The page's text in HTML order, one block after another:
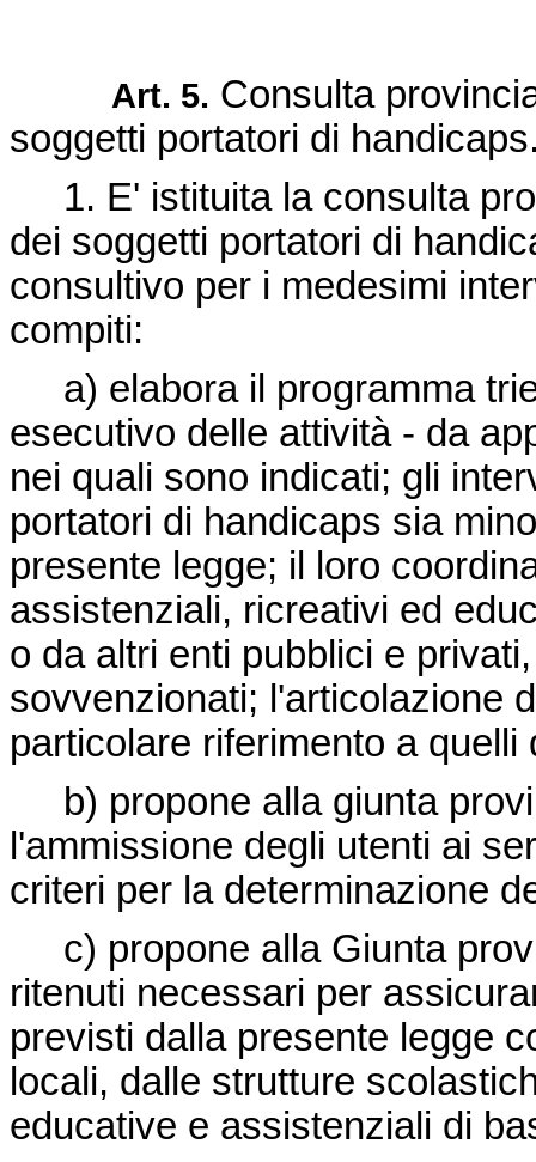
Art. 5. Consulta
soggetti portatori di
1. E' istituita la consulta
dei soggetti portatori di
consultivo per i medesimi
compiti:
a) elabora il programma
esecutivo delle attività - da
nei quali sono indicati; gli
portatori di handicaps sia
presente legge; il loro
assistenziali, ricreativi ed
o da altri enti pubblici e
sovvenzionati; l'articolazione
particolare riferimento a quelli
b) propone alla giunta
l'ammissione degli utenti ai
criteri per la determinazione
c) propone alla Giunta
ritenuti necessari per
previsti dalla presente legge
locali, dalle strutture
educative e assistenziali di